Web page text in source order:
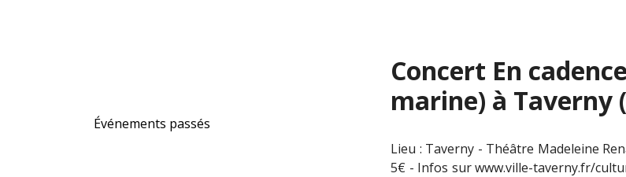
Événements passés
Concert En
marine) à Taverny
Lieu : Taverny - Théâtre Madeleine
5€ - Infos sur www.ville-taverny.fr/